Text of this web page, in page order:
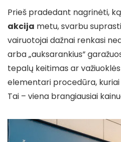
Prieš pradedant nagrinėti,
akcija metu, svarbu
vairuotojai dažnai renkasi
arba „auksarankius”
tepalų keitimas ar
elementari procedūra, kuriai
Tai – viena brangiausiai